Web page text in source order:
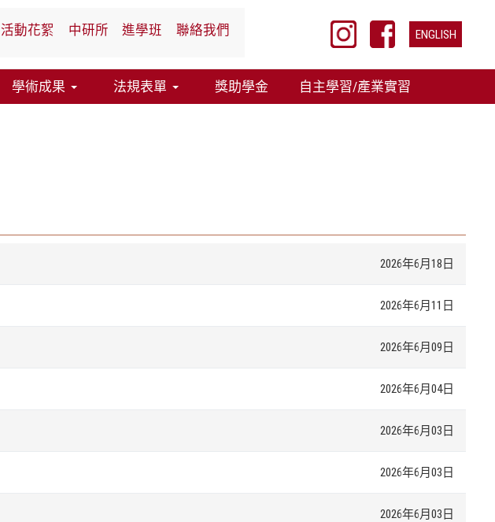
活動花絮 中研所 進學班 聯絡我們 選擇你的語言
ENGLISH
學術成果 法規表單 獎助學金 自主學習/產業實習
2026年6月18日
2026年6月11日
2026年6月09日
2026年6月04日
2026年6月03日
2026年6月03日
2026年6月03日